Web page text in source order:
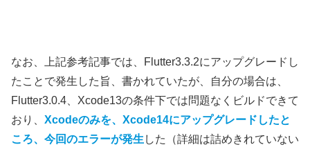
なお、上記参考記事では、Flutter3.3.2にアップグレードし
たことで発生した旨、書かれていたが、自分の場合は、
Flutter3.0.4、Xcode13の条件下では問題なくビルドできて
おり、 Xcodeのみを、Xcode14にアップグレードしたと
ころ、今回のエラーが発生 した（詳細は詰めきれていない